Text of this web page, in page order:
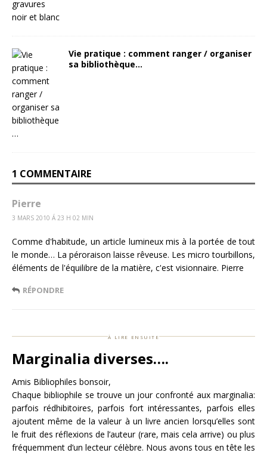
Vie pratique : comment ranger / organiser
sa bibliothèque…
1 COMMENTAIRE
Pierre
3 MARS 2010 Á 23 H 02 MIN
Comme d'habitude, un article lumineux mis à la portée de tout
le monde… La péroraison laisse rêveuse. Les micro tourbillons,
éléments de l'équilibre de la matière, c'est visionnaire. Pierre
RÉPONDRE
à lire ensuite
Marginalia diverses….
Amis Bibliophiles bonsoir,
Chaque bibliophile se trouve un jour confronté aux marginalia:
parfois rédhibitoires, parfois fort intéressantes, parfois elles
ajoutent même de la valeur à un livre ancien lorsqu’elles sont
le fruit des réflexions de l’auteur (rare, mais cela arrive) ou plus
fréquemment d’un lecteur célèbre. Nous avons tous en tête les